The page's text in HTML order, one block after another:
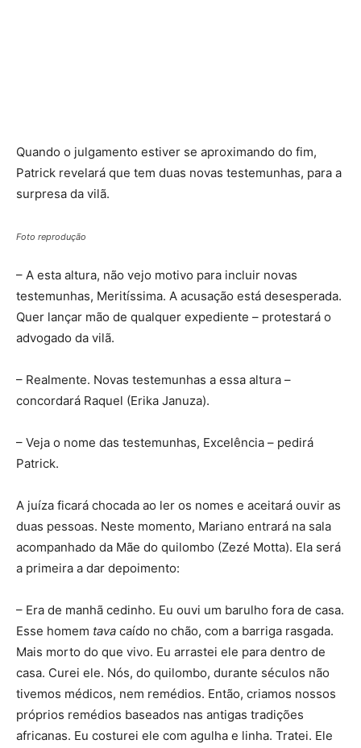
Quando o julgamento estiver se aproximando do fim,
Patrick revelará que tem duas novas testemunhas, para a
surpresa da vilã.
Foto reprodução
– A esta altura, não vejo motivo para incluir novas
testemunhas, Meritíssima. A acusação está desesperada.
Quer lançar mão de qualquer expediente – protestará o
advogado da vilã.
– Realmente. Novas testemunhas a essa altura –
concordará Raquel (Erika Januza).
– Veja o nome das testemunhas, Excelência – pedirá
Patrick.
A juíza ficará chocada ao ler os nomes e aceitará ouvir as
duas pessoas. Neste momento, Mariano entrará na sala
acompanhado da Mãe do quilombo (Zezé Motta). Ela será
a primeira a dar depoimento:
– Era de manhã cedinho. Eu ouvi um barulho fora de casa.
Esse homem tava caído no chão, com a barriga rasgada.
Mais morto do que vivo. Eu arrastei ele para dentro de
casa. Curei ele. Nós, do quilombo, durante séculos não
tivemos médicos, nem remédios. Então, criamos nossos
próprios remédios baseados nas antigas tradições
africanas. Eu costurei ele com agulha e linha. Tratei. Ele